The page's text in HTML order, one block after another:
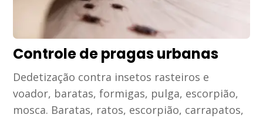
Controle de pragas urbanas
Dedetização contra insetos rasteiros e
voador, baratas, formigas, pulga, escorpião,
mosca. Baratas, ratos, escorpião, carrapatos,